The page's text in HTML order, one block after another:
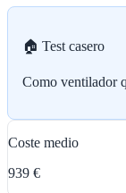
🏠 Test casero
Como ventilador
Coste medio
939 €